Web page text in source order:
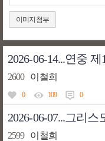
이미지첨부
2026-06-14...연중
2600 이철희
0 109 0
2026-06-07...그리
2599 이철희